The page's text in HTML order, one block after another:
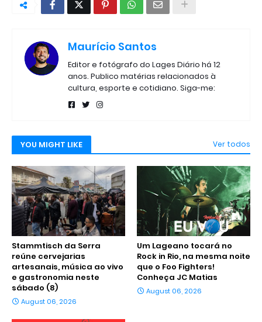
Maurício Santos
Editor e fotógrafo do Lages Diário há 12
anos. Publico matérias relacionados à
cultura, esporte e cotidiano. Siga-me:
YOU MIGHT LIKE Ver todos
Stammtisch da Serra
reúne cervejarias
artesanais, música ao vivo
e gastronomia neste
sábado (8)
August 06, 2026
Um Lageano tocará no
Rock in Rio, na mesma noite
que o Foo Fighters!
Conheça JC Matias
August 06, 2026